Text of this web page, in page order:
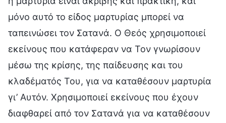
μόνο αυτό το είδος μαρτυρίας μπορεί να
ταπεινώσει τον Σατανά. Ο Θεός χρησιμοποιεί
εκείνους που κατάφεραν να Τον γνωρίσουν
μέσω της κρίσης, της παίδευσης και του
κλαδέματός Του, για να καταθέσουν μαρτυρία
γι’ Αυτόν. Χρησιμοποιεί εκείνους που έχουν
διαφθαρεί από τον Σατανά για να καταθέσουν